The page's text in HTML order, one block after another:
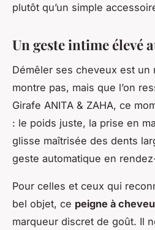
plutôt qu’un simple
Un geste intime élevé
Démêler ses cheveux est un
montre pas, mais que l’on
Girafe ANITA & ZAHA, ce
: le poids juste, la prise en
glisse maîtrisée des dents
geste automatique en
Pour celles et ceux qui
bel objet, ce peigne à
marqueur discret de goût. Il